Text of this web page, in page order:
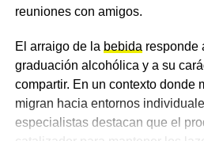
ACTUALIDAD
templada con alerta de lluvia
domingo
NOTICIAS
Charata lanzó una línea de
celebró el aniversario de la
los cupos de la UNCAUS
El hospital invitó a seguir
es una responsabilidad de toda
Másnoticias de Charataen
reuniones con amigos.
El arraigo de la bebida responde
graduación alcohólica y a su
compartir. En un contexto donde
migran hacia entornos
especialistas destacan que el